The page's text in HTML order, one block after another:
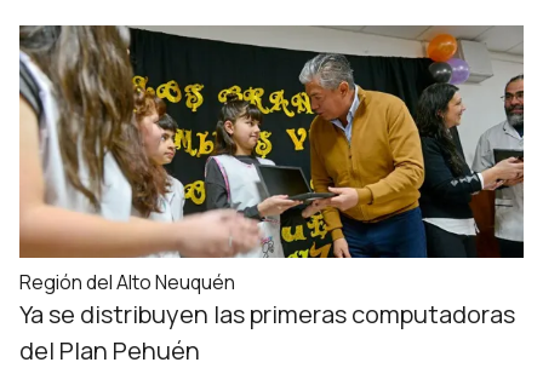
Región del Alto Neuquén
Ya se distribuyen las primeras computadoras
del Plan Pehuén